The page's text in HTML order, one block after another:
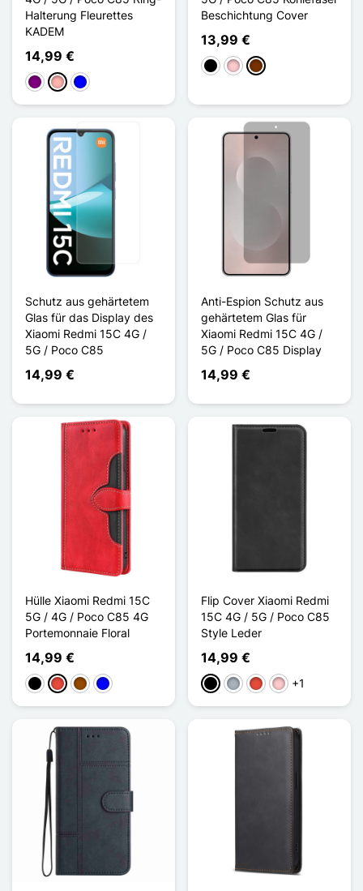
Halterung Fleurettes
KADEM
14,99 €
ViolettRoségold
Blau
Beschichtung Cover
13,99 €
Schwarz
PinkKaffee
Schutz aus gehärtetem
Glas für das Display des
Xiaomi Redmi 15C 4G /
5G / Poco C85
14,99 €
Anti-Espion Schutz aus
gehärtetem Glas für
Xiaomi Redmi 15C 4G /
5G / Poco C85 Display
14,99 €
Hülle Xiaomi Redmi 15C
5G / 4G / Poco C85 4G
Portemonnaie Floral
14,99 €
Schwarz
Rot BraunBlau
Flip Cover Xiaomi Redmi
15C 4G / 5G / Poco C85
Style Leder
14,99 €
Schwarz
GrauRot Pink+1